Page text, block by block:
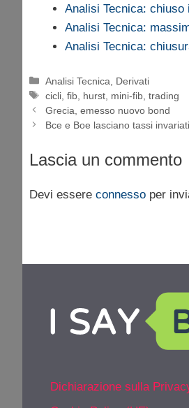
Analisi Tecnica: chiuso
Analisi Tecnica:
Analisi Tecnica:
Categorie
Analisi Tecnica
Derivati
Tag
cicli ,fib hurst mini-fib ,trading
Grecia, emesso nuovo bond
Bce e Boe lasciano tassi invariati
Lascia un commento
Devi essere connesso per
Dichiarazione sulla